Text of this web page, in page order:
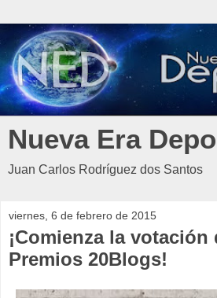
Nueva Era
Juan Carlos Rodríguez dos Santos
viernes, 6 de febrero de 2015
¡Comienza la votación
Premios 20Blogs!